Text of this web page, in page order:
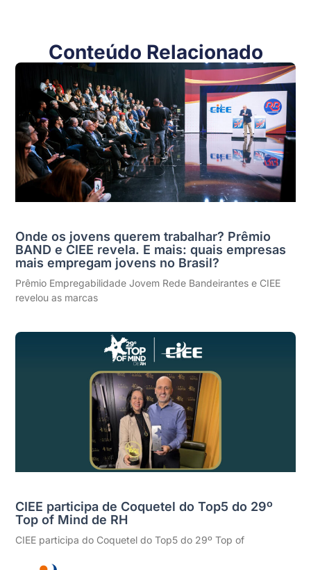
Conteúdo Relacionado
Onde os jovens querem trabalhar? Prêmio
BAND e CIEE revela. E mais: quais empresas
mais empregam jovens no Brasil?
Prêmio Empregabilidade Jovem Rede Bandeirantes e CIEE
revelou as marcas
CIEE participa de Coquetel do Top5 do 29º
Top of Mind de RH
CIEE participa do Coquetel do Top5 do 29º Top of